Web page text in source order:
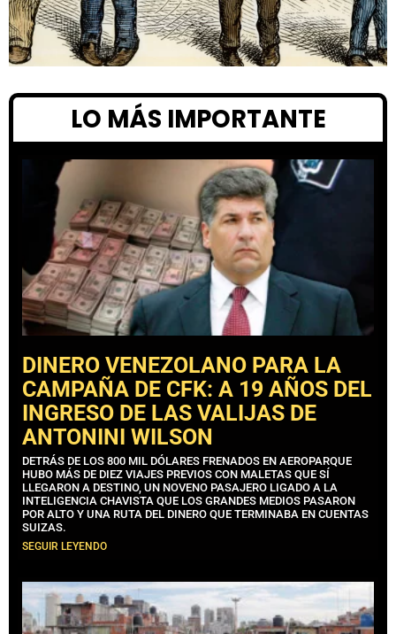
LO MÁS IMPORTANTE
DINERO VENEZOLANO PARA LA
CAMPAÑA DE CFK: A 19 AÑOS DEL
INGRESO DE LAS VALIJAS DE
ANTONINI WILSON
DETRÁS DE LOS 800 MIL DÓLARES FRENADOS EN AEROPARQUE
HUBO MÁS DE DIEZ VIAJES PREVIOS CON MALETAS QUE SÍ
LLEGARON A DESTINO, UN NOVENO PASAJERO LIGADO A LA
INTELIGENCIA CHAVISTA QUE LOS GRANDES MEDIOS PASARON
POR ALTO Y UNA RUTA DEL DINERO QUE TERMINABA EN CUENTAS
SUIZAS.
SEGUIR LEYENDO